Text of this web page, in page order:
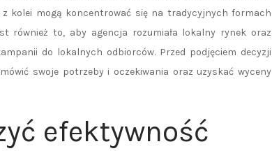
kolei mogą koncentrować się na tradycyjnych formach
również to, aby agencja rozumiała lokalny rynek oraz
do lokalnych odbiorców. Przed podjęciem decyzji
swoje potrzeby i oczekiwania oraz uzyskać wyceny
efektywność